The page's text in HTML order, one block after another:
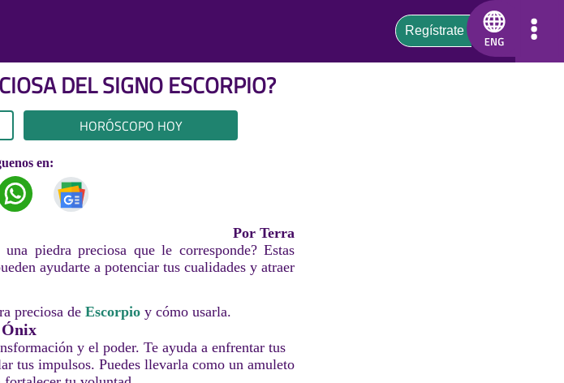
DEL SIGNO ESCORPIO?
HORÓSCOPO HOY
en:
Por Terra
piedra preciosa que le corresponde? Estas
ayudarte a potenciar tus cualidades y atraer
preciosa de Escorpioy cómo usarla.
Ónix
y el poder. Te ayuda a enfrentar tus
tus impulsos. Puedes llevarla como un amuleto